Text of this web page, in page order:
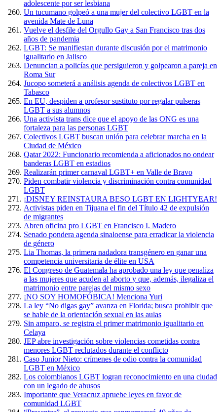
adolescente por ser lesbiana
Un tucumano golpeó a una mujer del colectivo LGBT en la
avenida Mate de Luna
Vuelve el desfile del Orgullo Gay a San Francisco tras dos
años de pandemia
LGBT: Se manifiestan durante discusión por el matrimonio
igualitario en Jalisco
Denuncian a policías que persiguieron y golpearon a pareja en
Roma Sur
Jucopo someterá a análisis agenda de colectivos LGBT en
Tabasco
En EU, despiden a profesor sustituto por regalar pulseras
LGBT a sus alumnos
Una activista trans dice que el apoyo de las ONG es una
fortaleza para las personas LGBT
Colectivos LGBT buscan unión para celebrar marcha en la
Ciudad de México
Qatar 2022: Funcionario recomienda a aficionados no ondear
banderas LGBT en estadios
Realizarán primer carnaval LGBT+ en Valle de Bravo
Piden combatir violencia y discriminación contra comunidad
LGBT
¡DISNEY REINSTAURA BESO LGBT EN LIGHTYEAR!
Activistas piden en Tijuana el fin del Título 42 de expulsión
de migrantes
Abren oficina pro LGBT en Francisco I. Madero
Senado pondera agenda sinaloense para erradicar la violencia
de género
Lia Thomas, la primera nadadora transgénero en ganar una
competencia universitaria de élite en USA
El Congreso de Guatemala ha aprobado una ley que penaliza
a las mujeres que acuden al aborto y que, además, ilegaliza el
matrimonio entre parejas del mismo sexo
¡NO SOY HOMOFÓBICA! Menciona Yuri
La ley “No digas gay” avanza en Florida; busca prohibir que
se hable de la orientación sexual en las aulas
Sin amparo, se registra el primer matrimonio igualitario en
Celaya
JEP abre investigación sobre violencias cometidas contra
menores LGBT reclutados durante el conflicto
Caso Junior Nieto: crímenes de odio contra la comunidad
LGBT en México
Los colombianos LGBT logran reconocimiento en una ciudad
con un legado de abusos
Importante que Veracruz apruebe leyes en favor de
comunidad LGBT